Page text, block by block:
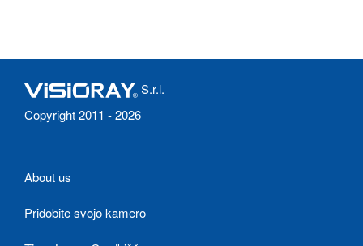
S.r.l.
Copyright 2011 - 2026
About us
Pridobite svojo kamero